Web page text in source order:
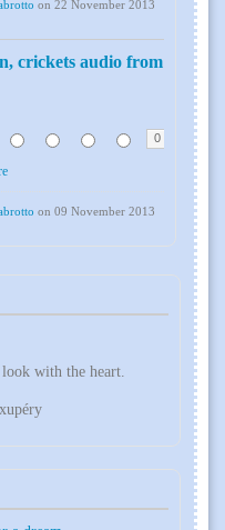
on 22 November 2013
crickets audio from
0
on 09 November 2013
with the heart.